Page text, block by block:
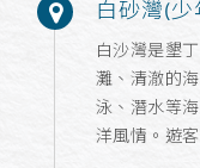
白砂灣(
白沙灣是墾
灘、清澈的
泳、潛水等
洋風情。遊